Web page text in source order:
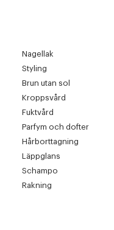
Nagellak
Styling
Brun utan sol
Kroppsvård
Fuktvård
Parfym och dofter
Hårborttagning
Läppglans
Schampo
Rakning